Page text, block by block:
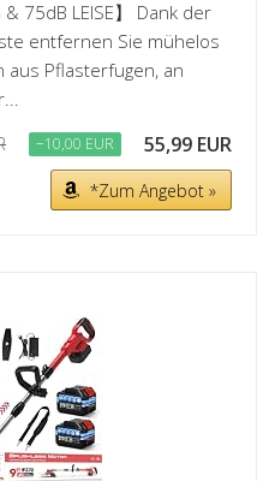
& 75dB LEISE】 Dank der
entfernen Sie mühelos
aus Pflasterfugen, an
−10,00 EUR 55,99 EUR
*Zum Angebot »